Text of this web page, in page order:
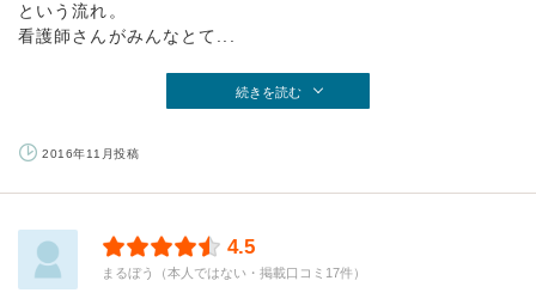
という流れ。
看護師さんがみんなとて...
続きを読む
2016年11月投稿
4.5
まるぼう（本人ではない・掲載口コミ17件）